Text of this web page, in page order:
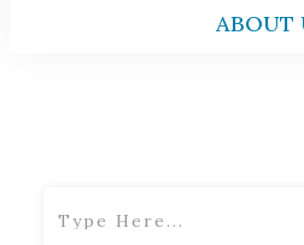
ABOUT